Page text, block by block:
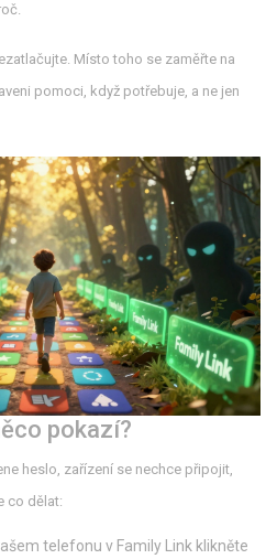
Místo toho se zaměřte na
pomoci, když potřebuje, a ne jen
pokazí?
heslo, zařízení se nechce připojit,
co dělat:
telefonu v Family Link klikněte